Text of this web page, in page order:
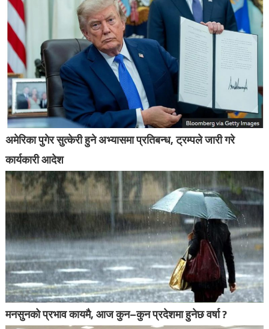
अमेरिका पुगेर सुत्केरी हुने अभ्यासमा प्रतिबन्ध, ट्रम्पले जारी गरे
कार्यकारी आदेश
मनसुनको प्रभाव कायमै, आज कुन–कुन प्रदेशमा हुनेछ वर्षा ?